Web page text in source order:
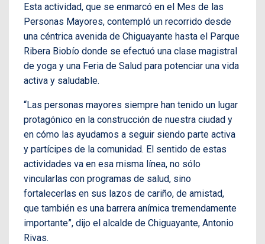
Esta actividad, que se enmarcó en el Mes de las
Personas Mayores, contempló un recorrido desde
una céntrica avenida de Chiguayante hasta el Parque
Ribera Biobío donde se efectuó una clase magistral
de yoga y una Feria de Salud para potenciar una vida
activa y saludable.
“Las personas mayores siempre han tenido un lugar
protagónico en la construcción de nuestra ciudad y
en cómo las ayudamos a seguir siendo parte activa
y partícipes de la comunidad. El sentido de estas
actividades va en esa misma línea, no sólo
vincularlas con programas de salud, sino
fortalecerlas en sus lazos de cariño, de amistad,
que también es una barrera anímica tremendamente
importante”, dijo el alcalde de Chiguayante, Antonio
Rivas.